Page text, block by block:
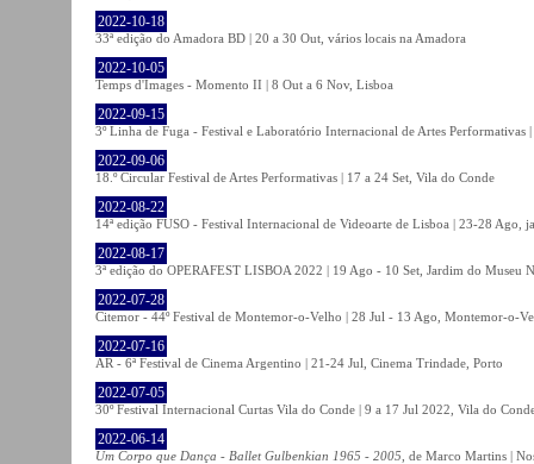
2022-10-18
33ª edição do Amadora BD | 20 a 30 Out, vários locais na Amadora
2022-10-05
Temps d'Images - Momento II | 8 Out a 6 Nov, Lisboa
2022-09-15
3º Linha de Fuga - Festival e Laboratório Internacional de Artes Performativas
2022-09-06
18.º Circular Festival de Artes Performativas | 17 a 24 Set, Vila do Conde
2022-08-22
14ª edição FUSO - Festival Internacional de Videoarte de Lisboa | 23-28 Ago,
2022-08-17
3ª edição do OPERAFEST LISBOA 2022 | 19 Ago - 10 Set, Jardim do Museu
2022-07-28
Citemor - 44º Festival de Montemor-o-Velho | 28 Jul - 13 Ago, Montemor-o-
2022-07-16
AR - 6ª Festival de Cinema Argentino | 21-24 Jul, Cinema Trindade, Porto
2022-07-05
30º Festival Internacional Curtas Vila do Conde | 9 a 17 Jul 2022, Vila do
2022-06-14
Um Corpo que Dança - Ballet Gulbenkian 1965 - 2005 , de Marco Martins |